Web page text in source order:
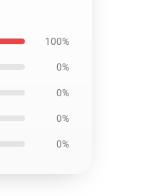
100%
0%
0%
0%
0%